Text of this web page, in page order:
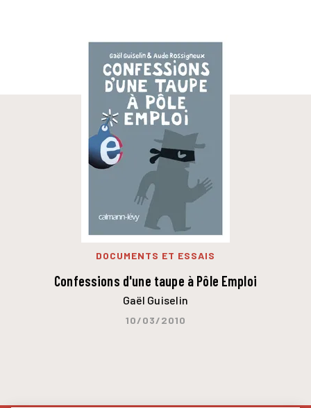
DOCUMENTS ET ESSAIS
Confessions d'une taupe à Pôle Emploi
Gaël Guiselin
10/03/2010